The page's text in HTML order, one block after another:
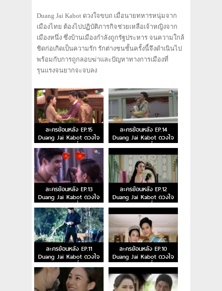
Duang Jai Kabot ดวงใจขบถ เมื่อนายทหารหนุ่มจาก
เมืองไทย ต้องไปปฏิบัติภารกิจช่วยเหลือเจ้าหญิงจาก
เมืองหนึ่ง ซึ่งบ้านเมืองกำลังถูกรัฐประหาร จนความใกล้
ชิดก่อเกิดเป็นความรัก รักต่างชนชั้นครั้งนี้จึงดำเนินไป
พร้อมกับการถูกลอบฆ่าและปัญหาทางการเมืองที่
รุนแรงจนยากจะจบลง
ละครย้อนหลัง EP.15
Duang Jai Kabot ดวงใจ
ขบถ ตอนที่ 15
ละครย้อนหลัง EP.14
Duang Jai Kabot ดวงใจ
ขบถ ตอนที่ 14
ละครย้อนหลัง EP.13
Duang Jai Kabot ดวงใจ
ขบถ ตอนที่ 13
ละครย้อนหลัง EP.12
Duang Jai Kabot ดวงใจ
ขบถ ตอนที่ 12
ละครย้อนหลัง EP.11
Duang Jai Kabot ดวงใจ
ขบถ ตอนที่ 11
ละครย้อนหลัง EP.10
Duang Jai Kabot ดวงใจ
ขบถ ตอนที่ 10